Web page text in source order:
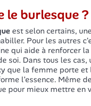
le burlesque ?
est selon certains,
Pour les autres
qui aide à renforcer
soi. Dans tous les cas,
que la femme porte et
l'essence. Même de
pour mieux mettre en